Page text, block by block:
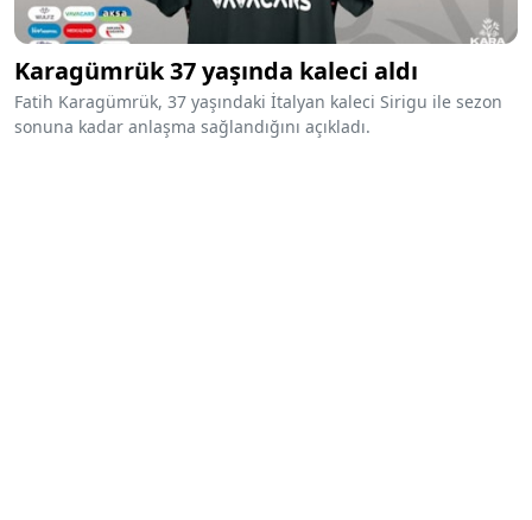
Karagümrük 37 yaşında kaleci aldı
Fatih Karagümrük, 37 yaşındaki İtalyan kaleci Sirigu ile sezon
sonuna kadar anlaşma sağlandığını açıkladı.